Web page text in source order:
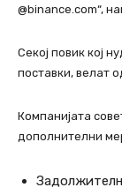
@binance.com“,
Секој повик кој
поставки, велат
Компанијата
дополнителни